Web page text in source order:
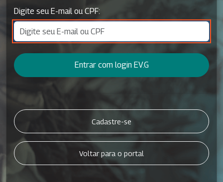
Digite seu E-mail ou CPF:
Entrar com login EV.G
Cadastre-se
Voltar para o portal